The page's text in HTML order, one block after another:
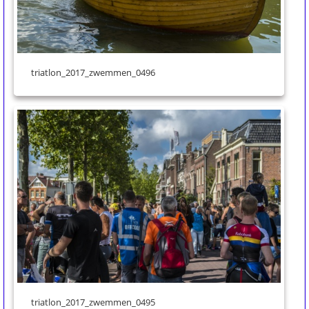
triatlon_2017_zwemmen_0496
triatlon_2017_zwemmen_0495